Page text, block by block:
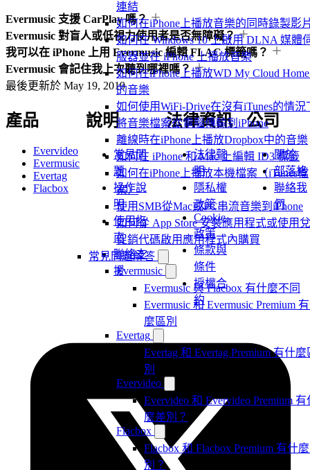
連結
如何在iPhone上播放音樂的同時錄製影
如何在 Windows 10 上啟用 DLNA 媒體
服器並在 iPhone 上播放音樂
如何在iPhone上播放WD My Cloud
的音樂
如何使用WiFi-Drive在沒有iTunes的情況
將音樂檔案從電腦傳輸到iPhone
離線時在iPhone上播放Dropbox中的音樂
如何在 iPhone 和 Mac 上編輯 ID3 標籤
如何在iPhone上播放本機檔案（iTunes檔
案）
使用SMB從Mac或PC串流音樂到iPhone
如何從 App Store 安裝應用程式或使用
促銷代碼啟用應用程式內購買
常見問題解答
Evermusic
Evermusic 與 Flacbox 有什麼不同
Evermusic 和 Evermusic Premium
麼區別
Evertag
Evertag 和 Evertag Premium 有什麼
別
Evervideo
Evervideo 和 Evervideo Premium 有
麼差別？
Flacbox
Flacbox 和 Flacbox Premium 有什
別？
Evermusic 支援 CarPlay 嗎？
Evermusic 對盲人或低視力使用者是否無障礙？
我可以在 iPhone 上用 Evermusic 編輯 FLAC 標籤嗎？
Evermusic 會記住我上次聽到哪裡嗎？
最後更新於 May 19, 2019
產品
Evervideo
Evermusic
Evertag
Flacbox
說明
常見問
題
操作說
明
使用指
南
聯絡支
援
法律資訊
法律聲
明
隱私權
政策
Cookie
政策
條款與
條件
授權合
約
公司
關於
部落格
聯絡我
們